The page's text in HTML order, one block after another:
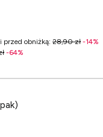
przed obniżką: 28,90 zł -14%
-64%
min. 349 zł